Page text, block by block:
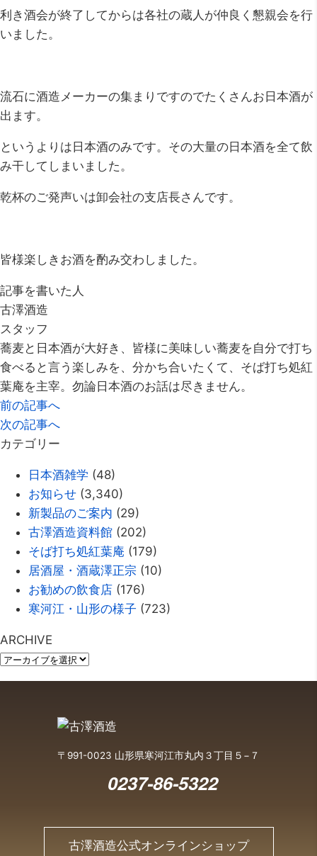
利き酒会が終了してからは各社の蔵人が仲良く懇親会を行
いました。
流石に酒造メーカーの集まりですのでたくさんお日本酒が
出ます。
というよりは日本酒のみです。その大量の日本酒を全て飲
み干してしまいました。
乾杯のご発声いは卸会社の支店長さんです。
皆様楽しきお酒を酌み交わしました。
記事を書いた人
古澤酒造
スタッフ
蕎麦と日本酒が大好き、皆様に美味しい蕎麦を自分で打ち
食べると言う楽しみを、分かち合いたくて、そば打ち処紅
葉庵を主宰。勿論日本酒のお話は尽きません。
前の記事へ
次の記事へ
カテゴリー
日本酒雑学 (48)
お知らせ (3,340)
新製品のご案内 (29)
古澤酒造資料館 (202)
そば打ち処紅葉庵 (179)
居酒屋・酒蔵澤正宗 (10)
お勧めの飲食店 (176)
寒河江・山形の様子 (723)
ARCHIVE
〒991-0023 山形県寒河江市丸内３丁目５−７
0237-86-5322
古澤酒造公式オンラインショップ